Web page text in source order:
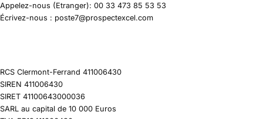
Appelez-nous (Etranger): 00 33 473 85 53 53
Écrivez-nous : poste7@prospectexcel.com
RCS Clermont-Ferrand 411006430
SIREN 411006430
SIRET 41100643000036
SARL au capital de 10 000 Euros